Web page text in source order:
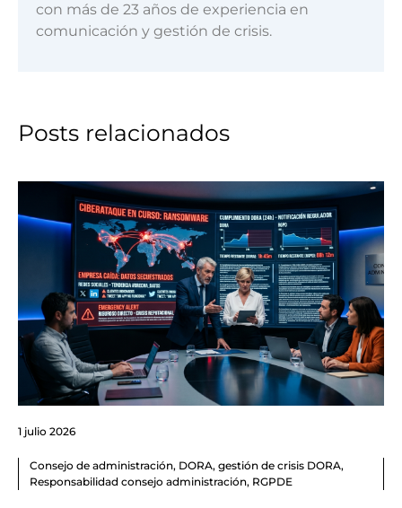
con más de 23 años de experiencia en
comunicación y gestión de crisis.
Posts relacionados
1 julio 2026
Consejo de administración, DORA, gestión de crisis DORA,
Responsabilidad consejo administración, RGPDE